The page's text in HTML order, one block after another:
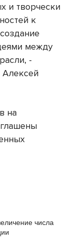
и творчески
к
между
-
на
числа